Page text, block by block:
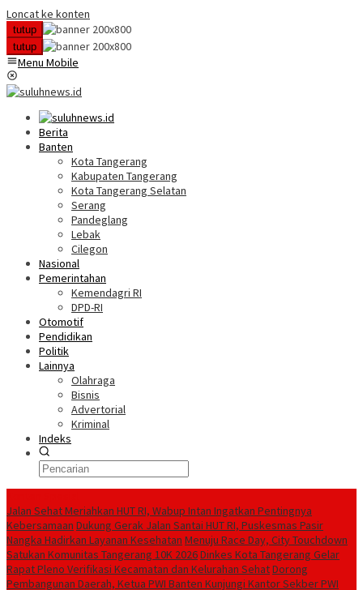
Loncat ke konten
tutup
tutup
Menu Mobile
Berita
Banten
Kota Tangerang
Kabupaten Tangerang
Kota Tangerang Selatan
Serang
Pandeglang
Lebak
Cilegon
Nasional
Pemerintahan
Kemendagri RI
DPD-RI
Otomotif
Pendidikan
Politik
Lainnya
Olahraga
Bisnis
Advertorial
Kriminal
Indeks
Jalan Sehat Meriahkan HUT RI, Wabup Intan Ingatkan Pentingnya
Kebersamaan Dukung Gerak Jalan Santai HUT RI, Puskesmas Pasir
Nangka Hadirkan Layanan Kesehatan Menuju Race Day, City Touchdown
Satukan Komunitas Tangerang 10K 2026Dinkes Kota Tangerang Gelar
Rapat Pleno Verifikasi Kecamatan dan Kelurahan SehatDorong
Pembangunan Daerah, Ketua PWI Banten Kunjungi Kantor Sekber PWI